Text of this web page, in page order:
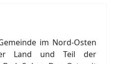
im Nord-Osten
Land und Teil der